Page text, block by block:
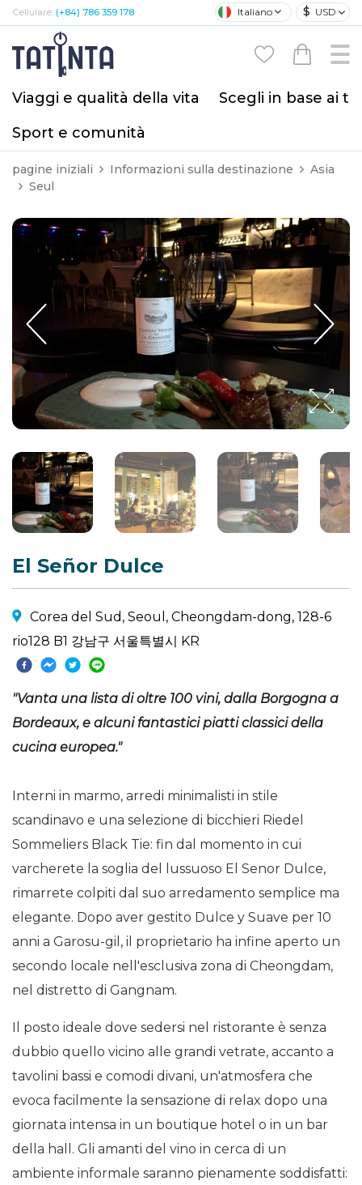
Cellulare: (+84) 786 359 178 Italiano $ USD
Viaggi e qualità della vita
Scegli in base ai
Sport e comunità
pagine iniziali Informazioni sulla destinazione
Asia
Seul
El Señor Dulce
Corea del Sud, Seoul, Cheongdam-dong, 128-6
rio128 B1 강남구 서울특별시 KR
"Vanta una lista di oltre 100 vini, dalla Borgogna a
Bordeaux, e alcuni fantastici piatti classici della
cucina europea."
Interni in marmo, arredi minimalisti in stile
scandinavo e una selezione di bicchieri Riedel
Sommeliers Black Tie: fin dal momento in cui
varcherete la soglia del lussuoso El Senor Dulce,
rimarrete colpiti dal suo arredamento semplice ma
elegante. Dopo aver gestito Dulce y Suave per 10
anni a Garosu-gil, il proprietario ha infine aperto un
secondo locale nell'esclusiva zona di Cheongdam,
nel distretto di Gangnam.
Il posto ideale dove sedersi nel ristorante è senza
dubbio quello vicino alle grandi vetrate, accanto a
tavolini bassi e comodi divani, un'atmosfera che
evoca facilmente la sensazione di relax dopo una
giornata intensa in un boutique hotel o in un bar
della hall. Gli amanti del vino in cerca di un
ambiente informale saranno pienamente soddisfatti: